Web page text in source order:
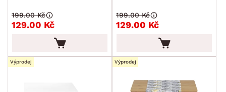
129.00 Kč
199.00 Kč
129.00 Kč
199.00 Kč
Výprodej Výprodej